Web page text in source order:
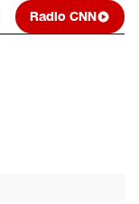
Radio CNN